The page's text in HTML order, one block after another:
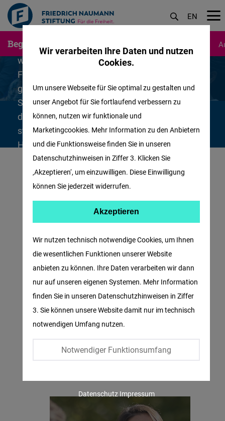
Direkt
Inhalt
EN
Begabtenförderung
Du hast gute bis sehr gute Noten oder
akademische Leistungen, interessierst Dich für
Politik, bist engagiert und hast eine liberale,
weltoffene Einstellung? Dann bist Du bei der
Friedrich-Naumann-Stiftung für die Freiheit
genau richtig und kannst Dich hier um ein
Studienstipendium bewerben. Wir fördern
deutsche und ausländische Studierende, die an
staatlichen oder staatlich anerkannten
Hochschulen und Fachhochschulen im
Vollstudium studieren.
Stipendien für
Wir verarbeiten Ihre Daten und nutzen
Cookies.
Wir nutzen technisch notwendige Cookies, um Ihnen
die wesentlichen Funktionen unserer Website
anbieten zu können. Ihre Daten verarbeiten wir dann
nur auf unseren eigenen Systemen. Mehr Information
finden Sie in unseren Datenschutzhinweisen in Ziffer
3. Sie können unsere Website damit nur im technisch
notwendigen Umfang nutzen.
Notwendiger Funktionsumfang
Um unsere Webseite für Sie optimal zu gestalten und
unser Angebot für Sie fortlaufend verbessern zu
können, nutzen wir funktionale und
Marketingcookies. Mehr Information zu den Anbietern
und die Funktionsweise finden Sie in unseren
Datenschutzhinweisen in Ziffer 3. Klicken Sie
‚Akzeptieren‘, um einzuwilligen. Diese Einwilligung
können Sie jederzeit widerrufen.
Facebook
Embed
Twitter
Embed
Embed
Akzeptieren
Datenschutz Impressum